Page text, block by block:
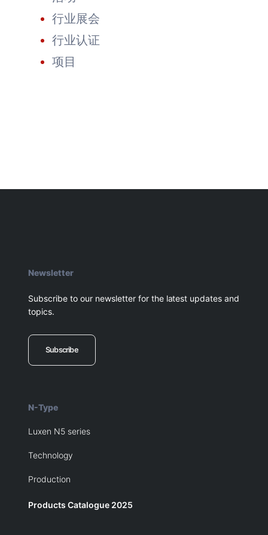
行业展会
行业认证
项目
Newsletter
Subscribe to our newsletter for the latest updates and
topics.
Subscribe
N-Type
Luxen N5 series
Technology
Production
Products Catalogue 2025